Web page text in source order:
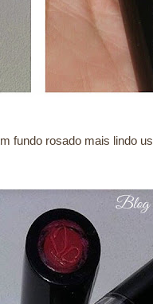
fundo rosado mais lindo